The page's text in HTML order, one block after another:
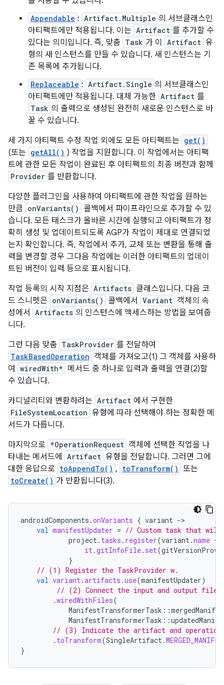
Appendable : Artifact.Multiple 의 서브클래스인
아티팩트에만 적용됩니다. 이는 Artifact 를 추가할 수
있다는 의미입니다. 즉, 맞춤 Task 가 이 Artifact 유
형의 새 인스턴스를 만들 수 있습니다. 새 인스턴스는 기
존 목록에 추가됩니다.
Replaceable : Artifact.Single 의 서브클래스인
아티팩트에만 적용됩니다. 대체 가능한 Artifact 를
Task 의 출력으로 생성된 완전히 새로운 인스턴스로 바
꿀 수 있습니다.
세 가지 아티팩트 수정 작업 외에도 모든 아티팩트는 get()
(또는 getAll() ) 작업을 지원합니다. 이 작업에서는 아티팩
트에 관한 모든 작업이 완료된 후 아티팩트의 최종 버전과 함께
Provider 를 반환합니다.
다양한 플러그인을 사용하여 아티팩트에 관한 작업을 원하는
만큼 onVariants()
콜백에서 파이프라인으로 추가할 수 있
습니다. 모든 태스크가 올바른 시간에 실행되고 아티팩트가 정
확히 생성 및 업데이트되도록 AGP가 작업이 제대로 연결되었
는지 확인합니다. 즉, 작업에서 추가, 교체 또는 변환을 통해 출
력을 변경할 경우 그다음 작업에는 이러한 아티팩트의 업데이
트된 버전이 입력 등으로 표시됩니다.
작업 등록의 시작 지점은 Artifacts 클래스입니다. 다음 코
드 스니펫은 onVariants() 콜백에서 Variant 객체의 속
성에서
Artifacts 의 인스턴스에 액세스하는 방법을 보여줍
니다.
그런 다음 맞춤 TaskProvider 를 전달하여
TaskBasedOperation 객체를 가져오고(1) 그 객체를 사용하
여
wiredWith* 메서드 중 하나로 입력과 출력을 연결(2)할
수 있습니다.
카디널리티와 변환하려는 Artifact 에서 구현한
FileSystemLocation 유형에 따라 선택해야 하는 정확한 메
서드가 다릅니다.
마지막으로 *OperationRequest 객체에 선택한 작업을 나
타내는 메서드에
Artifact 유형을 전달합니다. 그러면 그에
대한 응답으로 toAppendTo() , toTransform() 또는
toCreate() 가 반환됩니다(3).
androidComponents .onVariants { variant -
val manifestUpdater = // Custom task that will
project. tasks . register(variant.name +
it.gitInfoFile. set(
}
// (1) Register the TaskProvider w.
val variant.artifacts .use(manifestUpdater)
// (2) Connect the input and output
.wiredWithFiles(
ManifestTransformerTask ::
ManifestTransformerTask ::
// (3) Indicate the artifact and operation
. toTransform(SingleArtifact.
}